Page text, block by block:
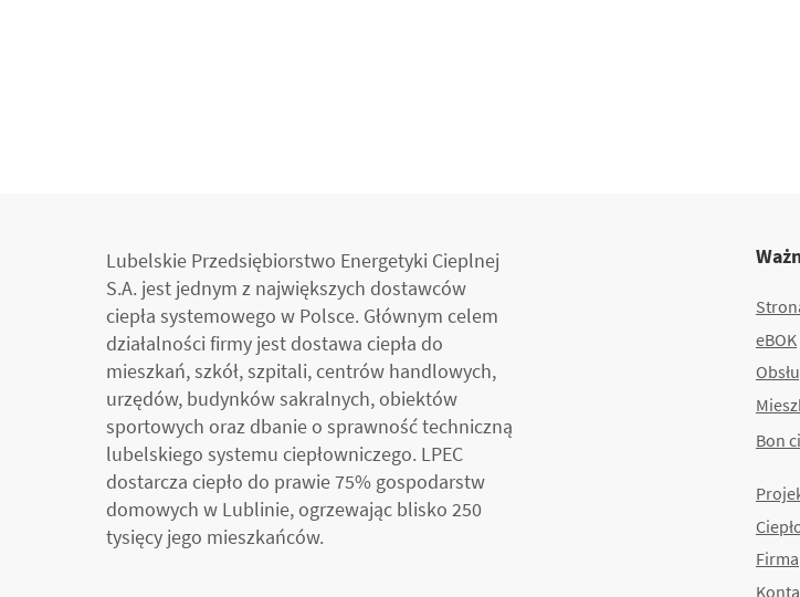
Lubelskie Przedsiębiorstwo Energetyki Cieplnej
S.A. jest jednym z największych dostawców
ciepła systemowego w Polsce. Głównym celem
działalności firmy jest dostawa ciepła do
mieszkań, szkół, szpitali, centrów handlowych,
urzędów, budynków sakralnych, obiektów
sportowych oraz dbanie o sprawność techniczną
lubelskiego systemu ciepłowniczego. LPEC
dostarcza ciepło do prawie 75% gospodarstw
domowych w Lublinie, ogrzewając blisko 250
tysięcy jego mieszkańców.
eBOK
Bon
Firma